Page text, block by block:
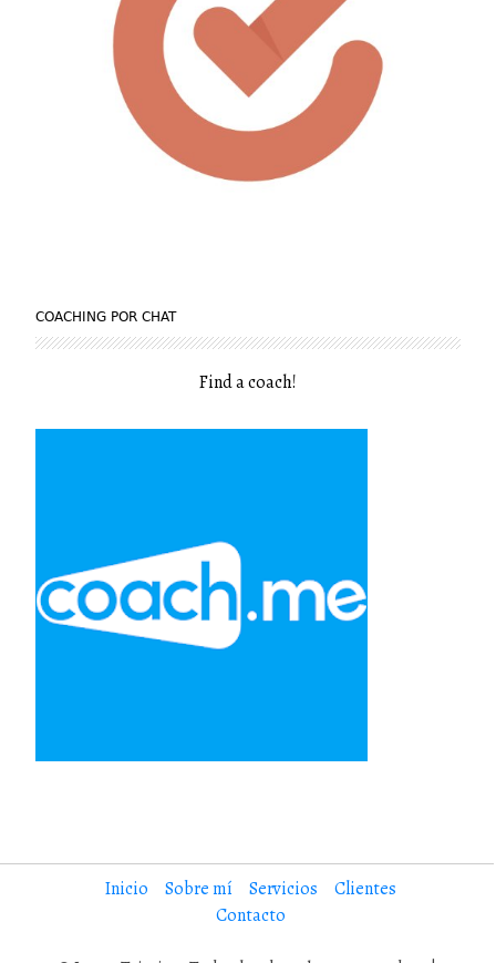
COACHING POR CHAT
Find a coach!
Inicio Sobre mí Servicios
Clientes
Contacto